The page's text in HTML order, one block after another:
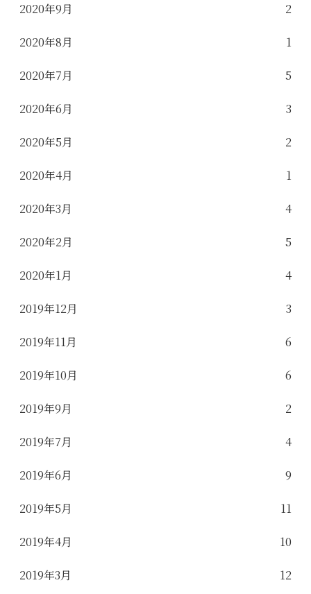
2020年9月 2
2020年8月 1
2020年7月 5
2020年6月 3
2020年5月 2
2020年4月 1
2020年3月 4
2020年2月 5
2020年1月 4
2019年12月 3
2019年11月 6
2019年10月 6
2019年9月 2
2019年7月 4
2019年6月 9
2019年5月 11
2019年4月 10
2019年3月 12